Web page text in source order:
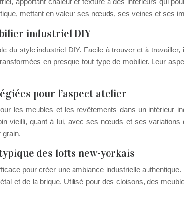
apportant chaleur et texture à des intérieurs qui
mettant en valeur ses nœuds, ses veines et ses
industriel DIY
du style industriel DIY. Facile à trouver et à
en presque tout type de mobilier. Leur
pour l’aspect atelier
les meubles et les revêtements dans un intérieur
vieilli, quant à lui, avec ses nœuds et ses
grain.
des lofts new-yorkais
pour créer une ambiance industrielle
et de la brique. Utilisé pour des cloisons, des